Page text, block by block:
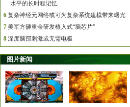
水平的长时程记忆
6 复杂神经元网络或可为复杂系统建模带来曙光
7 美军方砸重金研发植入式“脑芯片”
8 深度脑部刺激或无需电极
图片新闻